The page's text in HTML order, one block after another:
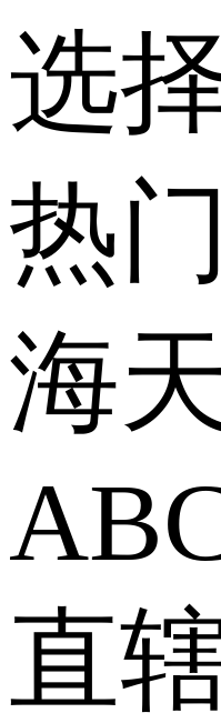
选
热
海
AB
直